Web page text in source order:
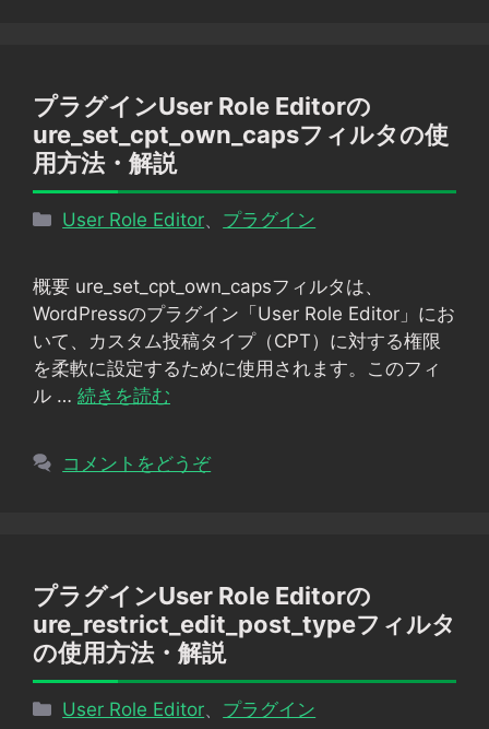
プラグインUser Role Editorの
ure_set_cpt_own_capsフィルタの使
用方法・解説
カ
リ
ー
User Role Editor プラグイン
概要 ure_set_cpt_own_capsフィルタは、
WordPressのプラグイン「User Role Editor」にお
いて、カスタム投稿タイプ（CPT）に対する権限
を柔軟に設定するために使用されます。このフィ
ル … 続きを読む
コメントをどうぞ
プラグインUser Role Editorの
ure_restrict_edit_post_typeフィルタ
の使用方法・解説
カ
User Role Editor プラグイン